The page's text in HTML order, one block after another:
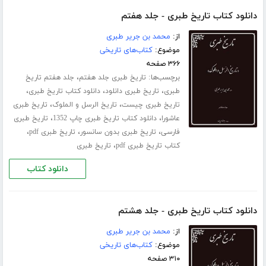
دانلود کتاب تاریخ طبری - جلد هفتم
از: محمد بن جریر طبری
موضوع:کتاب‌های تاریخی
۳۶۶ صفحه
برچسب‌ها: تاریخ طبری جلد هفتم، جلد هفتم تاریخ
طبری، تاریخ طبری دانلود،دانلود کتاب تاریخ طبری،
تاریخ طبری چیست، تاریخ الرسل و الملوک، تاریخ طبری
عاشورا،دانلود کتاب تاریخ طبری چاپ 1352 ، تاریخ طبری
فارسی، تاریخ طبری بدون سانسور، تاریخ طبری pdf ،
کتاب تاریخ طبری pdf ، تاریخ طبری
دانلود کتاب
دانلود کتاب تاریخ طبری - جلد هشتم
از: محمد بن جریر طبری
موضوع:کتاب‌های تاریخی
۳۱۰ صفحه